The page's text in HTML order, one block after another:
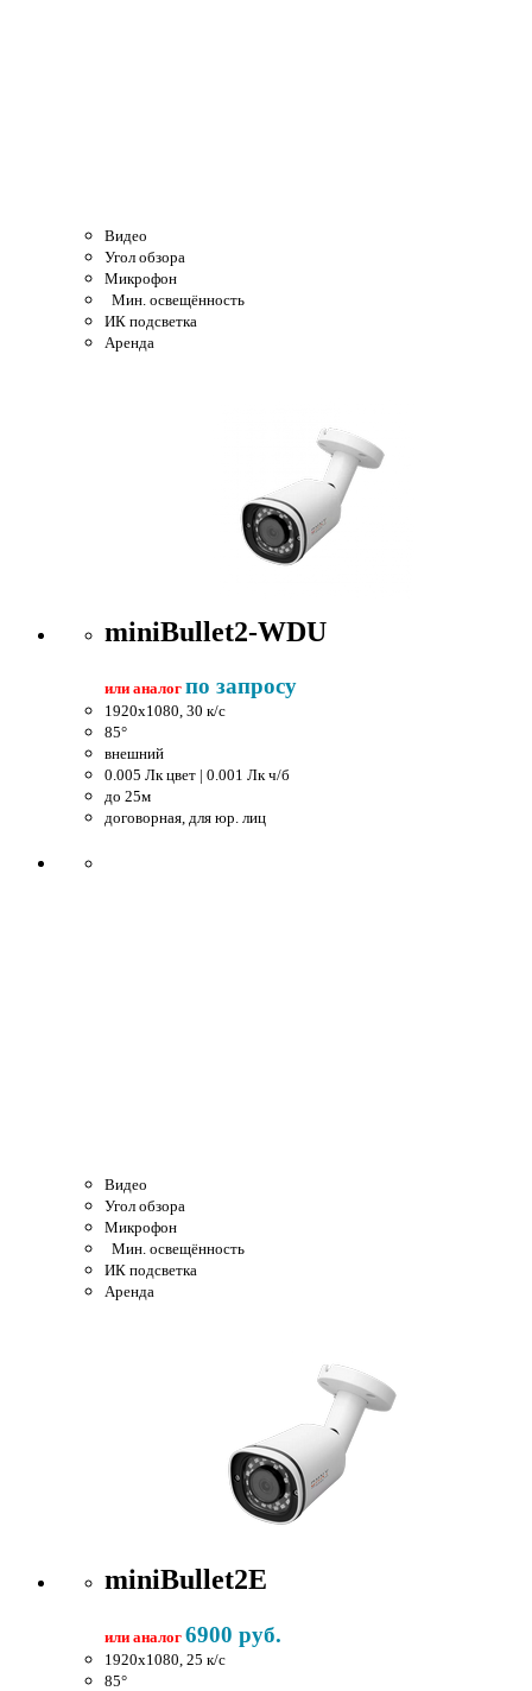
Видео
Угол обзора
Микрофон
Мин. освещённость
ИК подсветка
Аренда
miniBullet2-WDU
или аналог по запросу
1920x1080, 30 к/c
85°
внешний
0.005 Лк цвет | 0.001 Лк ч/б
до 25м
договорная, для юр. лиц
Видео
Угол обзора
Микрофон
Мин. освещённость
ИК подсветка
Аренда
miniBullet2E
или аналог 6900 руб.
1920x1080, 25 к/c
85°